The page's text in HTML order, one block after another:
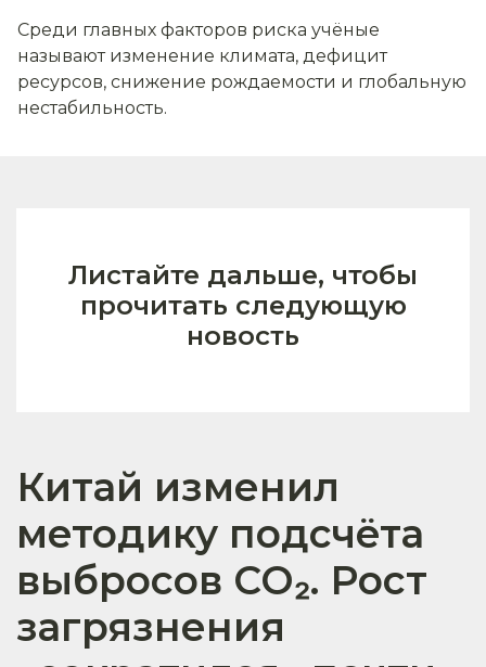
Среди главных факторов риска учёные
называют изменение климата, дефицит
ресурсов, снижение рождаемости и глобальную
нестабильность.
Листайте дальше, чтобы
прочитать следующую
новость
Китай изменил
методику подсчёта
выбросов CO₂. Рост
загрязнения